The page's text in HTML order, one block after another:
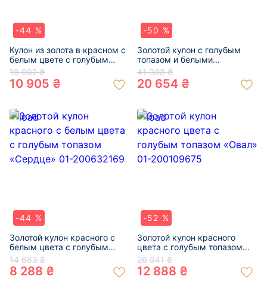
-44 %
Кулон из золота в красном с
белым цвете с голубым
топазом 01-200786256
19 602 ₴
10 905 ₴
-50 %
Золотой кулон с голубым
топазом и белыми
бриллиантами 01-
200768464
41 308 ₴
20 654 ₴
-44 %
Золотой кулон красного с
белым цвета с голубым
топазом «Сердце» 01-
200632169
14 683 ₴
8 288 ₴
-52 %
Золотой кулон красного
цвета с голубым топазом
«Овал» 01-200109675
26 941 ₴
12 888 ₴